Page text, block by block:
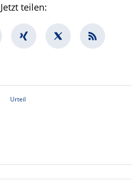
Jetzt teilen:
Urteil